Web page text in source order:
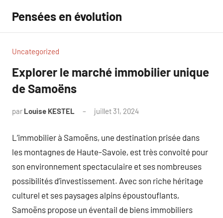
contenu
Pensées en évolution
Uncategorized
Explorer le marché immobilier unique
de Samoëns
par Louise KESTEL juillet 31, 2024
L’immobilier à Samoëns, une destination prisée dans
les montagnes de Haute-Savoie, est très convoité pour
son environnement spectaculaire et ses nombreuses
possibilités d’investissement. Avec son riche héritage
culturel et ses paysages alpins époustouflants,
Samoëns propose un éventail de biens immobiliers